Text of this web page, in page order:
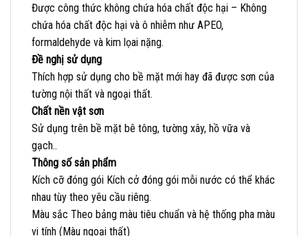
Được công thức không chứa hóa chất độc hại – Không
chứa hóa chất độc hại và ô nhiễm như APEO,
formaldehyde và kim lọai nặng.
Đề nghị sử dụng
Thích hợp sử dụng cho bề mặt mới hay đã được sơn của
tường nội thất và ngoại thất.
Chất nền vật sơn
Sử dụng trên bề mặt bê tông, tường xây, hồ vữa và
gạch..
Thông số sản phẩm
Kích cỡ đóng gói Kích cở đóng gói mỗi nước có thể khác
nhau tùy theo yêu cầu riêng.
Màu sắc Theo bảng màu tiêu chuẩn và hệ thống pha màu
vi tính (Màu ngoại thất)